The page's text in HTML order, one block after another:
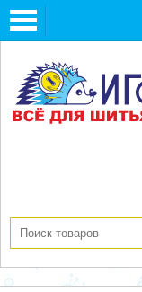
Toggle
navigation